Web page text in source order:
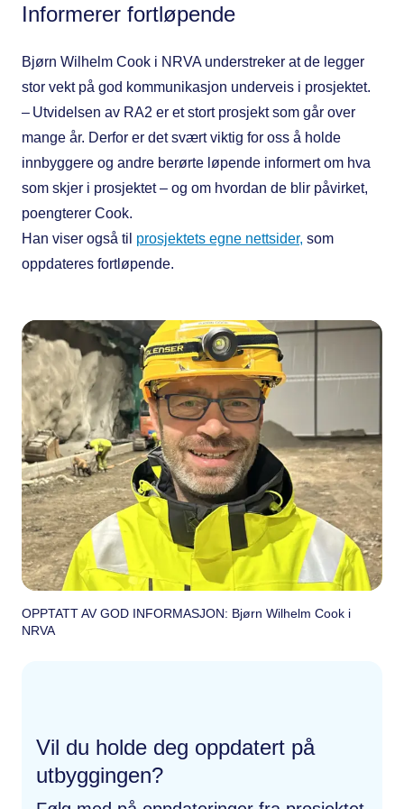
Informerer fortløpende
Bjørn Wilhelm Cook i NRVA understreker at de legger
stor vekt på god kommunikasjon underveis i prosjektet.
– Utvidelsen av RA2 er et stort prosjekt som går over
mange år. Derfor er det svært viktig for oss å holde
innbyggere og andre berørte løpende informert om hva
som skjer i prosjektet – og om hvordan de blir påvirket,
poengterer Cook.
Han viser også til prosjektets egne nettsider, som
oppdateres fortløpende.
OPPTATT AV GOD INFORMASJON: Bjørn Wilhelm Cook i
NRVA
Vil du holde deg oppdatert på
utbyggingen?